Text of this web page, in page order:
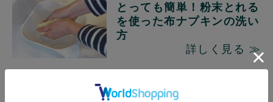
とっても簡単！粉末とれる
を使った布ナプキンの洗い
方
詳しく見る ≫